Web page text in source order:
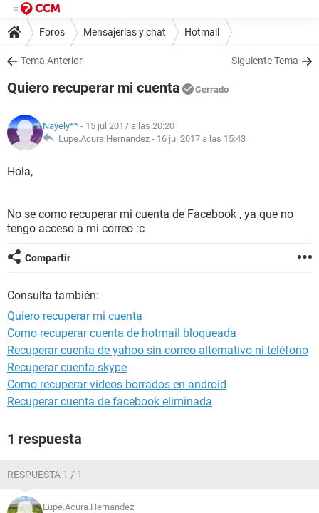
Foros Mensajerías y chat Hotmail
Tema Anterior Siguiente Tema
Quiero recuperar mi cuenta Cerrado
Nayely** - 15 jul 2017 a las 20:20
Lupe.Acura.Hernandez - 16 jul 2017 a las 15:43
Hola,
No se como recuperar mi cuenta de Facebook , ya que no
tengo acceso a mi correo :c
Compartir
Consulta también:
Quiero recuperar mi cuenta
Como recuperar cuenta de hotmail bloqueada
Recuperar cuenta de yahoo sin correo alternativo ni teléfono
Recuperar cuenta skype
Como recuperar videos borrados en android
Recuperar cuenta de facebook eliminada
1 respuesta
RESPUESTA 1 / 1
Lupe.Acura.Hernandez